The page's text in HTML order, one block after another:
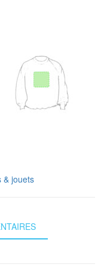
& jouets